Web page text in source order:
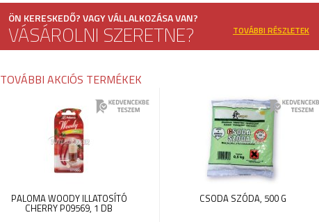
ÖN KERESKEDŐ? VAGY VÁLLALKOZÁSA VAN?
VÁSÁROLNI SZERETNE? TOVÁBBI RÉSZLETEK
TOVÁBBI AKCIÓS TERMÉKEK
PALOMA WOODY ILLATOSÍTÓ
CHERRY P09569, 1 DB
CSODA SZÓDA, 500 G